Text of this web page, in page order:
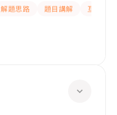
解題思路 題目講解
互動教學